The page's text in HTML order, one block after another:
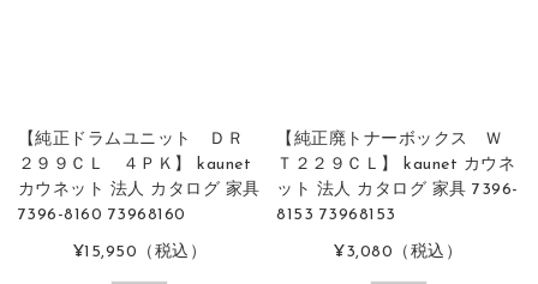
【純正ドラムユニット ＤＲ
２９９ＣＬ ４ＰＫ】 kaunet
カウネット 法人 カタログ 家具
7396-8160 73968160
¥15,950 （税込）
【純正廃トナーボックス Ｗ
Ｔ２２９ＣＬ】 kaunet カウネ
ット 法人 カタログ 家具 7396-
8153 73968153
¥3,080 （税込）